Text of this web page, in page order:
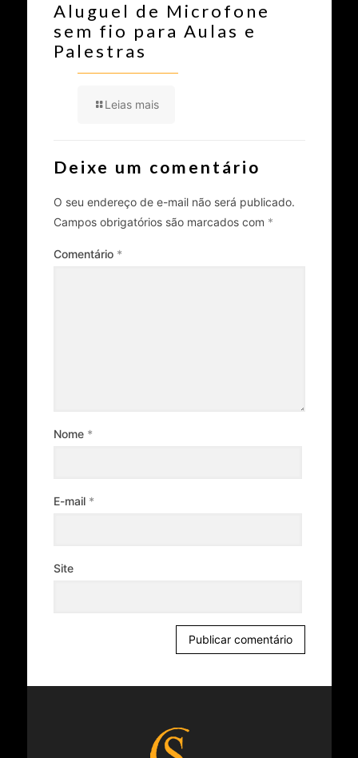
Aluguel de Microfone
sem fio para Aulas e
Palestras
Leias mais
Deixe um comentário
O seu endereço de e-mail não será publicado.
Campos obrigatórios são marcados com *
Comentário *
Nome *
E-mail *
Site